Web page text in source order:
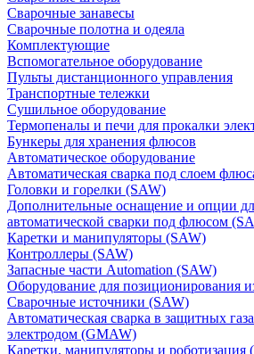
Сварочные занавесы
Сварочные полотна и одеяла
Комплектующие
Вспомогательное оборудование
Пульты дистанционного управления
Транспортные тележки
Сушильное оборудование
Термопеналы и печи для прокалки
Бункеры для хранения флюсов
Автоматическое оборудование
Автоматическая сварка под слоем
Головки и горелки (SAW)
Дополнительные оснащение и опции
автоматической сварки под флюсом
Каретки и манипуляторы (SAW)
Контроллеры (SAW)
Запасные части Automation (SAW)
Оборудование для позиционирования
Сварочные источники (SAW)
Автоматическая сварка в защитных
электродом (GMAW)
Каретки, манипуляторы и роботизация